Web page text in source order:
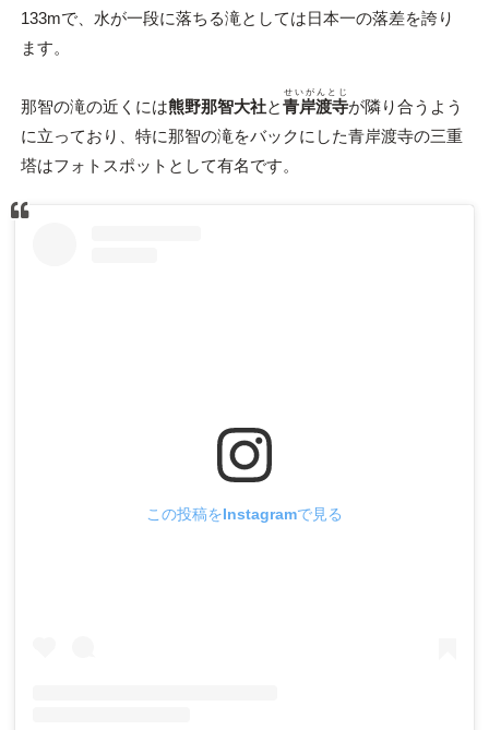
133mで、水が一段に落ちる滝としては日本一の落差を誇り
ます。
那智の滝の近くには熊野那智大社と青岸渡寺
せいがんとじ
が隣り合うよう
に立っており、特に那智の滝をバックにした青岸渡寺の三重
塔はフォトスポットとして有名です。
この投稿をInstagramで見る